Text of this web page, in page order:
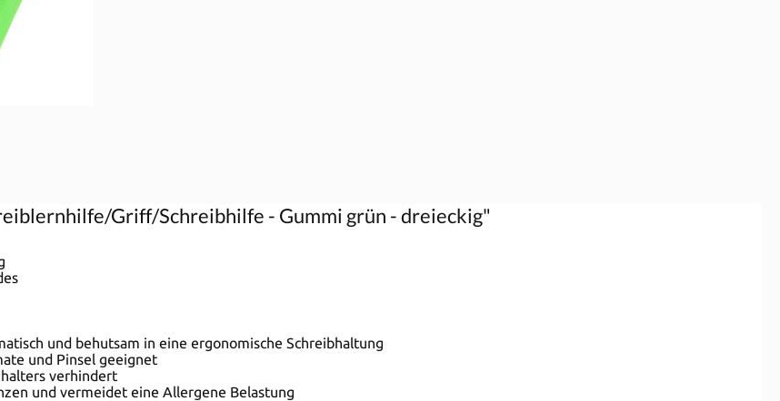
Griff/Schreibhilfe - Gummi grün - dreieckig"
und behutsam in eine ergonomische Schreibhaltung
und Pinsel geeignet
verhindert
und vermeidet eine Allergene Belastung